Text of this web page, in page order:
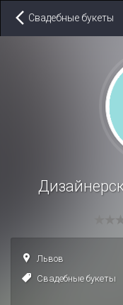
Свадебные букеты
Львов
Свадебные букеты